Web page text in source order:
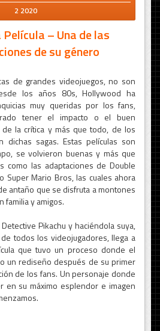
2 2020
Película – Una de las
de su género
de grandes videojuegos, no son
los años 80s, Hollywood ha
muy queridas por los fans,
tener el impacto o el buen
la crítica y más que todo, de los
dichas sagas. Estas películas son
se volvieron buenas y más que
como las adaptaciones de Double
Super Mario Bros, las cuales ahora
antaño que se disfruta a montones
familia y amigos.
Pikachu y haciéndola suya,
todos los videojugadores, llega a
que tuvo un proceso donde el
un rediseño después de su primer
de los fans. Un personaje donde
en su máximo esplendor e imagen